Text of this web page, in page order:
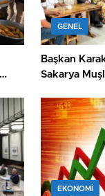
GENEL
Başkan
Sakarya
EKONOMİ